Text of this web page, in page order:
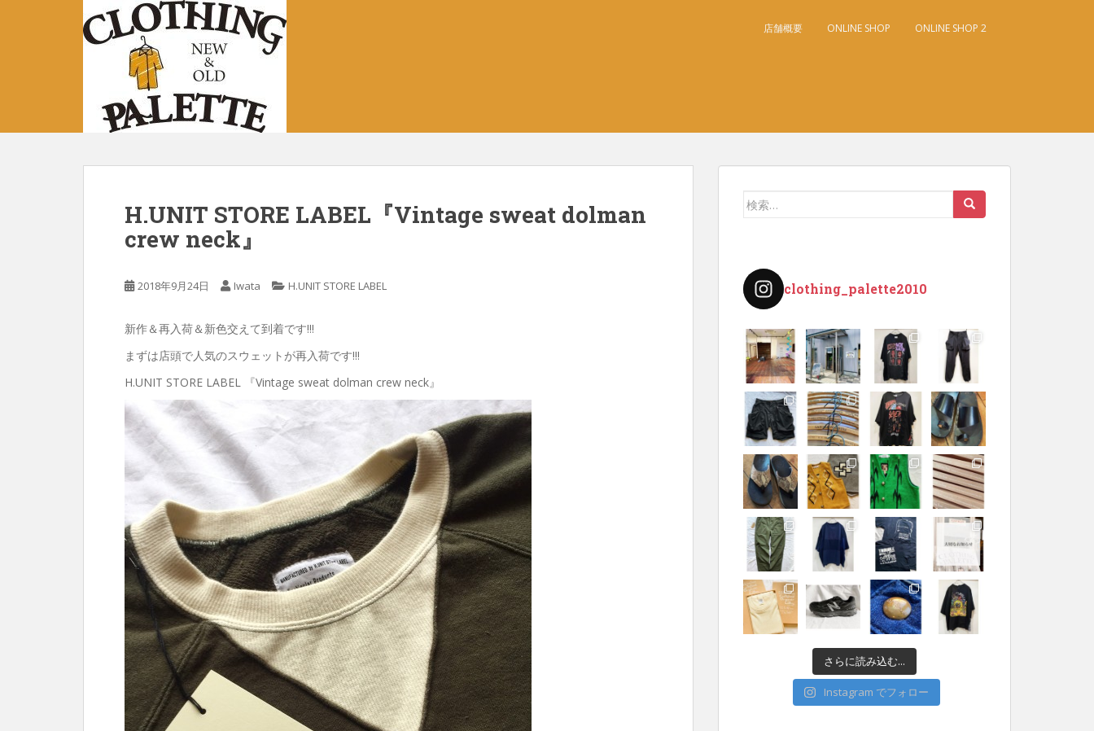
店舗概要 ONLINE SHOP ONLINE SHOP 2
H.UNIT STORE LABEL『Vintage sweat dolman
crew neck』
2018年9月24日 Iwata H.UNIT STORE LABEL
新作＆再入荷＆新色交えて到着です!!!
まずは店頭で人気のスウェットが再入荷です!!!
H.UNIT STORE LABEL 『Vintage sweat dolman crew neck』
検
clothing_palette2010
さらに読み込む...
Instagram でフォロー